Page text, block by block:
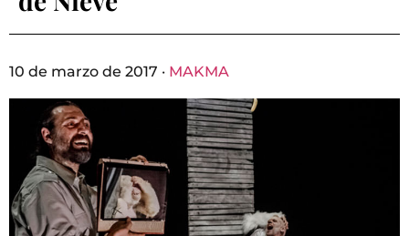
10 de marzo de 2017 · MAKMA